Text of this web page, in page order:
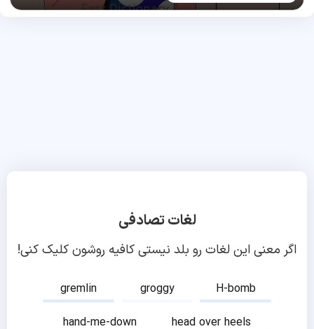
لغات تصادفی
اگر معنی این لغات رو بلد نیستی کافیه روشون کلیک کنی!
gremlin groggy
H-bomb
hand-me-down
head over heels